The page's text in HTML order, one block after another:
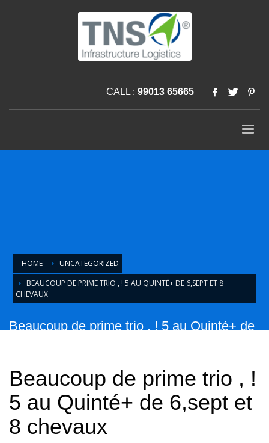
CALL : 99013 65665
HOME
UNCATEGORIZED
BEAUCOUP DE PRIME TRIO , ! 5 AU QUINTÉ+ DE 6,SEPT ET 8
CHEVAUX
Beaucoup de prime trio , ! 5 au Quinté+ de
Beaucoup de prime trio , !
5 au Quinté+ de 6,sept et
8 chevaux